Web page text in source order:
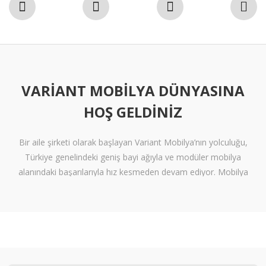
VARIANT MOBILYA DÜNYASINA
HOŞ GELDINIZ
Bir aile şirketi olarak başlayan Variant Mobilya’nın yolculuğu,
Türkiye genelindeki geniş bayi ağıyla ve modüler mobilya
alanındaki başarılarıyla hız kesmeden devam ediyor. Mobilya